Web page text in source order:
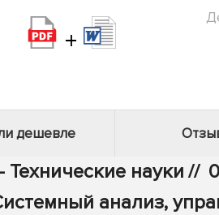
+
дешевле
Технические науки //
анализ,